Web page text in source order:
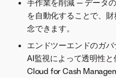
手作業を削減 — データ
を自動化することで、
念できます。
エンドツーエンドのガ
AI監視によって透明性
Cloud for Cash